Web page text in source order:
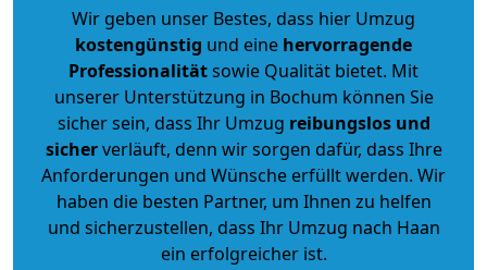
Wir geben unser Bestes, dass hier Umzug
kostengünstig und eine hervorragende
Professionalitätsowie Qualität bietet. Mit
unserer Unterstützung in Bochum können Sie
sicher sein, dass Ihr Umzug reibungslos und
sicherverläuft, denn wir sorgen dafür, dass Ihre
Anforderungen und Wünsche erfüllt werden. Wir
haben die besten Partner, um Ihnen zu helfen
und sicherzustellen, dass Ihr Umzug nach Haan
ein erfolgreicher ist.